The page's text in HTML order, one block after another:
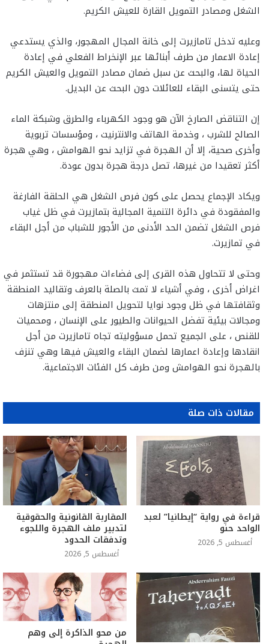
الشغل ومصادر التمويل القارة للعيش الكريم.
وعليه تدخل تامازيرت إلى خانة المجال المهجور، والذي يستدعي
إعادة الاعمار من طرف أبنائها عبر الإنخراط الفعلي في إعادة
الحياة لها، والبحث عن سبل ضمان مصادر التمويل والعيش الكريم
حتى يتسنى البقاء للعائلات دون البحث عن البديل.
إن التناقض الصارخ الآن هو وجود الكهرباء والطرق وشبكة الماء
الصالح للشرب ، وخدمة الهاتف والانترنيت ، ومؤسسات تربوية
وأخرى صحية، إلا أن الهجرة في تزايد نحو الهوامش ، وهي هجرة
أكثر تعقيدا من غيرها، تصل درجة هجرة بدون عودة.
ويكاد الإجماع يحصل على كون فرص الشغل هي الحلقة الفارغة
والمفقودة في دائرة التنمية المجالية بتمازيرت في ظل غياب
فرص الشغل تضمن الحد الأدنى من الأجور للشباب من أجل البقاء
في تمازيرت.
وحتى لا تتحاول هذه القرى إلى فضاءات مهجورة قد تستثمر في
اغراض أخرى ، وفي أشياء لا تمث بالصلة بالعرف وتقاليد المنطقة
وثقافتها في ظل وجود نوايا لتحويل المنطقة إلى منتزهات
ومجالات بيئية تفضل الحيوانات والطيور على الإنسان ، ومحميات
للقنص ، على الجميع تحمل مسؤوليته تجاه تامازيرت من أجل
انقادها وإعادة اعمارها لضمان البقاء والعيش فيها وهي تنزف
بالهجرة نحو الهوامش ومن طرف كل الفئات الاجتماعية.
مقالات ذات صلة
قراءة في رواية “إيطانيا” لعبد
الواحد حنو
أغسطس 5, 2026
المقاربة القانونية والحقوقية
لتدبير ملف الهجرة واللجوء
وتدفقات الحدود
أغسطس 5, 2026
من محو الذاكرة إلى وهم